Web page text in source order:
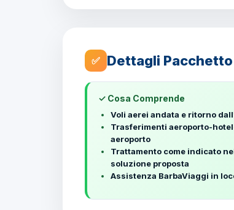
✅ Dettagli Pacchetto
✓ Cosa Comprende
Voli aerei andata e ritorno
Trasferimenti aeroporto-
aeroporto
Trattamento come indicato
soluzione proposta
Assistenza BarbaViaggi in